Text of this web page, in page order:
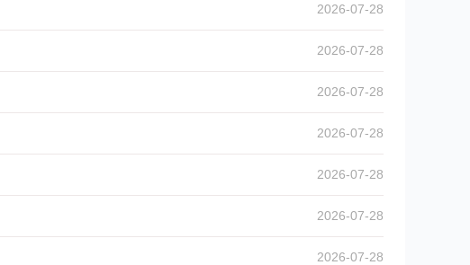
2026-07-28
2026-07-28
2026-07-28
2026-07-28
2026-07-28
2026-07-28
2026-07-28